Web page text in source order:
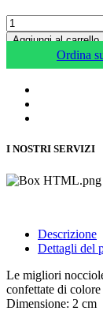
Aggiungi al carrello
Ordina
I NOSTRI SERVIZI
Descrizione
Dettagli del
Le migliori
confettate di
Dimensione: 2 cm